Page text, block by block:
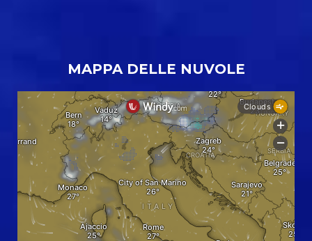
MAPPA DELLE NUVOLE